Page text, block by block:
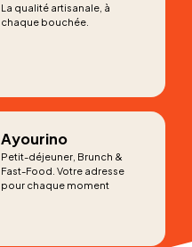
La qualité artisanale, à
chaque bouchée.
Ayourino
Petit-déjeuner, Brunch &
Fast-Food. Votre adresse
pour chaque moment